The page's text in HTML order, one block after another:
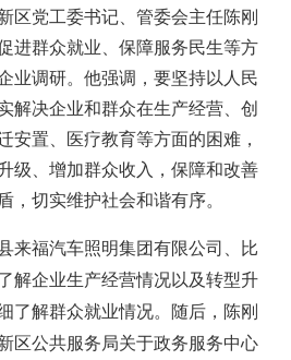
区党工委书记、管委会主任陈刚
进群众就业、保障服务民生等方
业调研。他强调，要坚持以人民
解决企业和群众在生产经营、创
安置、医疗教育等方面的困难，
级、增加群众收入，保障和改善
，切实维护社会和谐有序。
福汽车照明集团有限公司、比
解企业生产经营情况以及转型升
了解群众就业情况。随后，陈刚
区公共服务局关于政务服务中心